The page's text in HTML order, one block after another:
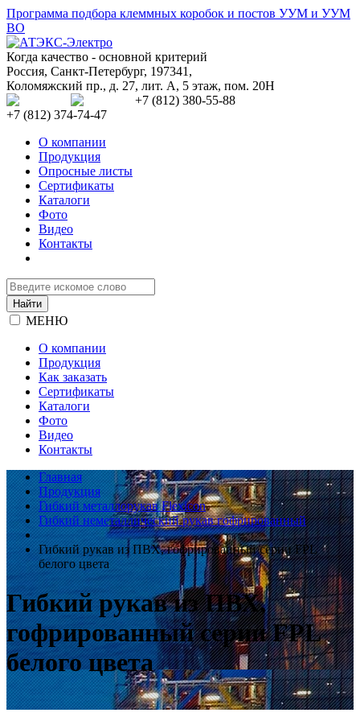
Программа подбора клеммных коробок и постов УУМ и УУМ
ВО
Когда качество - основной критерий
Россия, Санкт-Петербург, 197341 ,
Коломяжский пр., д. 27, лит. А, 5 этаж, пом. 20Н
+7 (812) 380-55-88
+7 (812) 374-74-47
О компании
Продукция
Опросные листы
Сертификаты
Каталоги
Фото
Видео
Контакты
МЕНЮ
О компании
Продукция
Как заказать
Сертификаты
Каталоги
Фото
Видео
Контакты
Главная
Продукция
Гибкий металлорукав Flexicon
Гибкий неметаллический рукав гофрированный
Гибкий рукав из ПВХ, гофрированный серии FPL
белого цвета
Гибкий рукав из ПВХ,
гофрированный серии FPL
белого цвета